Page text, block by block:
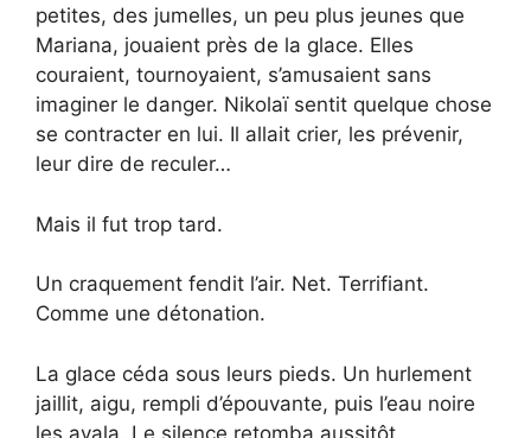
petites, des jumelles, un peu plus jeunes que
Mariana, jouaient près de la glace. Elles
couraient, tournoyaient, s’amusaient sans
imaginer le danger. Nikolaï sentit quelque chose
se contracter en lui. Il allait crier, les prévenir,
leur dire de reculer…
Mais il fut trop tard.
Un craquement fendit l’air. Net. Terrifiant.
Comme une détonation.
La glace céda sous leurs pieds. Un hurlement
jaillit, aigu, rempli d’épouvante, puis l’eau noire
les avala. Le silence retomba aussitôt,